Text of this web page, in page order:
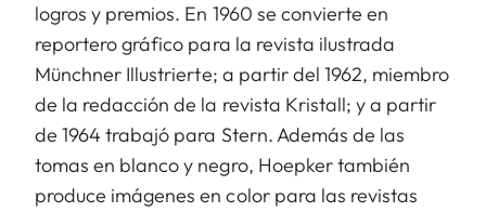
logros y premios. En 1960 se convierte en
reportero gráfico para la revista ilustrada
Münchner Illustrierte; a partir del 1962, miembro
de la redacción de la revista Kristall; y a partir
de 1964 trabajó para Stern. Además de las
tomas en blanco y negro, Hoepker también
produce imágenes en color para las revistas